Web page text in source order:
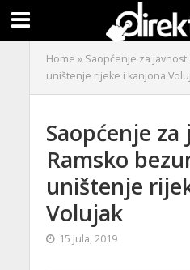
Home » Saopćenje za
uništenje rijeke i kanjona
Saopćenje za
Ramsko
uništenje
Volujak
15 Jula, 2019